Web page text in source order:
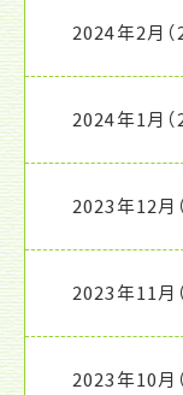
2024年2月
2024年1月
2023年12月
2023年11月
2023年10月